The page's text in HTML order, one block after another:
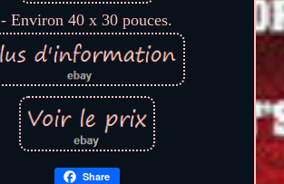
- Environ 40 x 30 pouces.
Share